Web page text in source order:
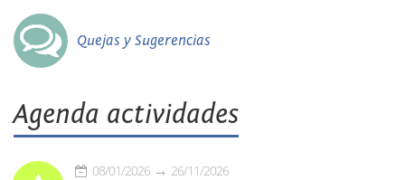
Quejas y Sugerencias
Agenda actividades
08/01/2026 26/11/2026